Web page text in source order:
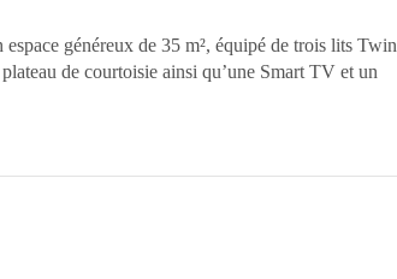
généreux de 35 m², équipé de trois lits Twin
de courtoisie ainsi qu’une Smart TV et un